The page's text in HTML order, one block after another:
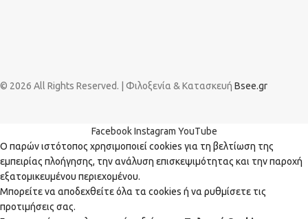
© 2026 All Rights Reserved. | Φιλοξενία & Κατασκευή Bsee.gr
Facebook Instagram YouTube
Ο παρών ιστότοπος χρησιμοποιεί cookies για τη βελτίωση της
εμπειρίας πλοήγησης, την ανάλυση επισκεψιμότητας και την παροχή
εξατομικευμένου περιεχομένου.
Μπορείτε να αποδεχθείτε όλα τα cookies ή να ρυθμίσετε τις
προτιμήσεις σας.